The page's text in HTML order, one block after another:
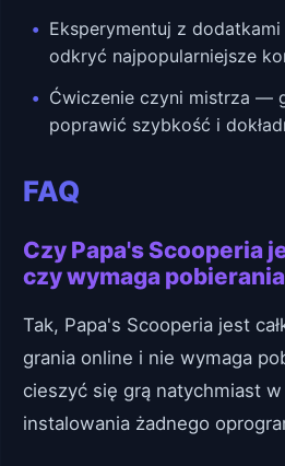
Eksperymentuj z
odkryć najpopularniejsze
Ćwiczenie czyni mistrza —
poprawić szybkość i
FAQ
Czy Papa's Scooperia
czy wymaga
Tak, Papa's Scooperia jest
grania online i nie wymaga
cieszyć się grą natychmiast
instalowania żadnego